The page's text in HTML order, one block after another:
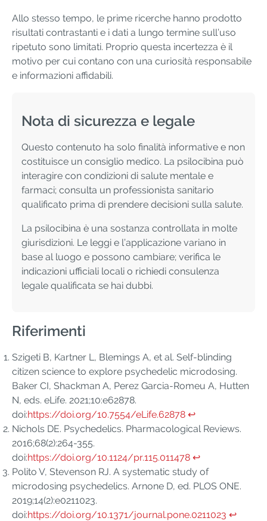
Allo stesso tempo, le prime ricerche hanno prodotto
risultati contrastanti e i dati a lungo termine sull’uso
ripetuto sono limitati. Proprio questa incertezza è il
motivo per cui contano con una curiosità responsabile
e informazioni affidabili.
Nota di sicurezza e legale
Questo contenuto ha solo finalità informative e non
costituisce un consiglio medico. La psilocibina può
interagire con condizioni di salute mentale e
farmaci; consulta un professionista sanitario
qualificato prima di prendere decisioni sulla salute.
La psilocibina è una sostanza controllata in molte
giurisdizioni. Le leggi e l’applicazione variano in
base al luogo e possono cambiare; verifica le
indicazioni ufficiali locali o richiedi consulenza
legale qualificata se hai dubbi.
Riferimenti
Szigeti B, Kartner L, Blemings A, et al. Self-blinding
citizen science to explore psychedelic microdosing.
Baker CI, Shackman A, Perez Garcia-Romeu A, Hutten
N, eds. eLife. 2021;10:e62878.
doi:https://doi.org/10.7554/eLife.62878 ↩︎
Nichols DE. Psychedelics. Pharmacological Reviews.
2016;68(2):264-355.
doi:https://doi.org/10.1124/pr.115.011478 ↩︎
Polito V, Stevenson RJ. A systematic study of
microdosing psychedelics. Arnone D, ed. PLOS ONE.
2019;14(2):e0211023.
doi:https://doi.org/10.1371/journal.pone.0211023 ↩︎